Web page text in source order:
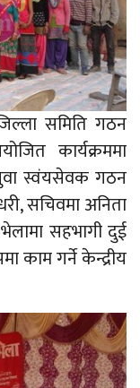
समिति गठन
कार्यक्रममा
स्वंयसेवक गठन
सचिवमा अनिता
सहभागी दुई
गर्ने केन्द्रीय